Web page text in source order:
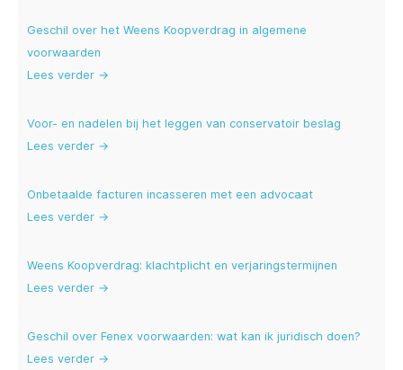
Geschil over het Weens Koopverdrag in algemene
voorwaarden
Lees verder →
Voor- en nadelen bij het leggen van conservatoir beslag
Lees verder →
Onbetaalde facturen incasseren met een advocaat
Lees verder →
Weens Koopverdrag: klachtplicht en verjaringstermijnen
Lees verder →
Geschil over Fenex voorwaarden: wat kan ik juridisch doen?
Lees verder →